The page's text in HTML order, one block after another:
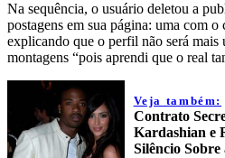
Na sequência, o usuário deletou a
postagens em sua página: uma com
explicando que o perfil não será mais
montagens “pois aprendi que o real
Veja também:
Contrato
Kardashian e
Silêncio